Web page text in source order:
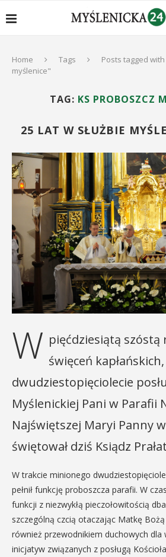
Home Tags
Posts tagged
myślenice"
TAG: KS PROBOSZCZ
25 LAT W SŁUŻBIE
W pięćdziesiątą szóstą
święceń kapłańskich,
dwudziestopięciolecie
Myślenickiej Pani w Parafii
Najświętszej Maryi Panny
świętował dziś Ksiądz
W trakcie minionego
pełnił funkcję proboszcza parafii. W
funkcji z niezwykłą pieczołowitością
szczególną czcią otaczając Matkę Bożą
również przewodnikiem duchowych dla
inicjatyw związanych z posługą